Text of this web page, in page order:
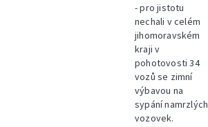
- pro jistotu
nechali v celém
jihomoravském
kraji v
pohotovosti 34
vozů se zimní
výbavou na
sypání namrzlých
vozovek.